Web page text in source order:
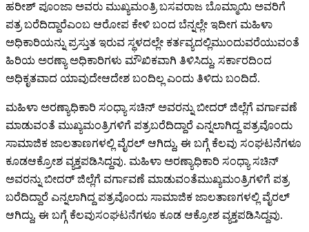
ಹರೀಶ್ ಪೂಂಜಾ ಅವರು ಮುಖ್ಯಮಂತ್ರಿ ಬಸವರಾಜ ಬೊಮ್ಮಾಯಿ ಅವರಿಗೆ
ಪತ್ರ ಬರೆದಿದ್ದಾರೆಎಂಬ ಆರೋಪ ಕೇಳಿ ಬಂದ ಬೆನ್ನಲ್ಲೇ ಇದೀಗ ಮಹಿಳಾ
ಅಧಿಕಾರಿಯನ್ನು ಪ್ರಸ್ತುತ ಇರುವ ಸ್ಥಳದಲ್ಲೇ ಕರ್ತವ್ಯದಲ್ಲಿಮುಂದುವರೆಯುವಂತೆ
ಹಿರಿಯ ಅರಣ್ಯಾ ಅಧಿಕಾರಿಗಳು ಮೌಖಿಕವಾಗಿ ತಿಳಿಸಿದ್ದು, ಸರ್ಕಾರದಿಂದ
ಅಧಿಕೃತವಾದ ಯಾವುದೇಆದೇಶ ಬಂದಿಲ್ಲ ಎಂದು ತಿಳಿದು ಬಂದಿದೆ.
ಮಹಿಳಾ ಅರಣ್ಯಾಧಿಕಾರಿ ಸಂಧ್ಯಾ ಸಚಿನ್ ಅವರನ್ನು ಬೀದರ್ ಜಿಲ್ಲೆಗೆ ವರ್ಗಾವಣೆ
ಮಾಡುವಂತೆ ಮುಖ್ಯಮಂತ್ರಿಗಳಿಗೆ ಪತ್ರಬರೆದಿದ್ದಾರೆ ಎನ್ನಲಾಗಿದ್ದ ಪತ್ರವೊಂದು
ಸಾಮಾಜಿಕ ಜಾಲತಾಣಗಳಲ್ಲಿ ವೈರಲ್ ಆಗಿದ್ದು, ಈ ಬಗ್ಗೆ ಕೆಲವು ಸಂಘಟನೆಗಳೂ
ಕೂಡಆಕ್ರೋಶ ವ್ಯಕ್ತಪಡಿಸಿದ್ದವು. ಮಹಿಳಾ ಅರಣ್ಯಾಧಿಕಾರಿ ಸಂಧ್ಯಾ ಸಚಿನ್
ಅವರನ್ನು ಬೀದರ್ ಜಿಲ್ಲೆಗೆ ವರ್ಗಾವಣೆ ಮಾಡುವಂತೆಮುಖ್ಯಮಂತ್ರಿಗಳಿಗೆ ಪತ್ರ
ಬರೆದಿದ್ದಾರೆ ಎನ್ನಲಾಗಿದ್ದ ಪತ್ರವೊಂದು ಸಾಮಾಜಿಕ ಜಾಲತಾಣಗಳಲ್ಲಿ ವೈರಲ್
ಆಗಿದ್ದು, ಈ ಬಗ್ಗೆ ಕೆಲವುಸಂಘಟನೆಗಳೂ ಕೂಡ ಆಕ್ರೋಶ ವ್ಯಕ್ತಪಡಿಸಿದ್ದವು.